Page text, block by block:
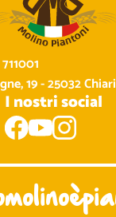
19 - 25032
I nostri social